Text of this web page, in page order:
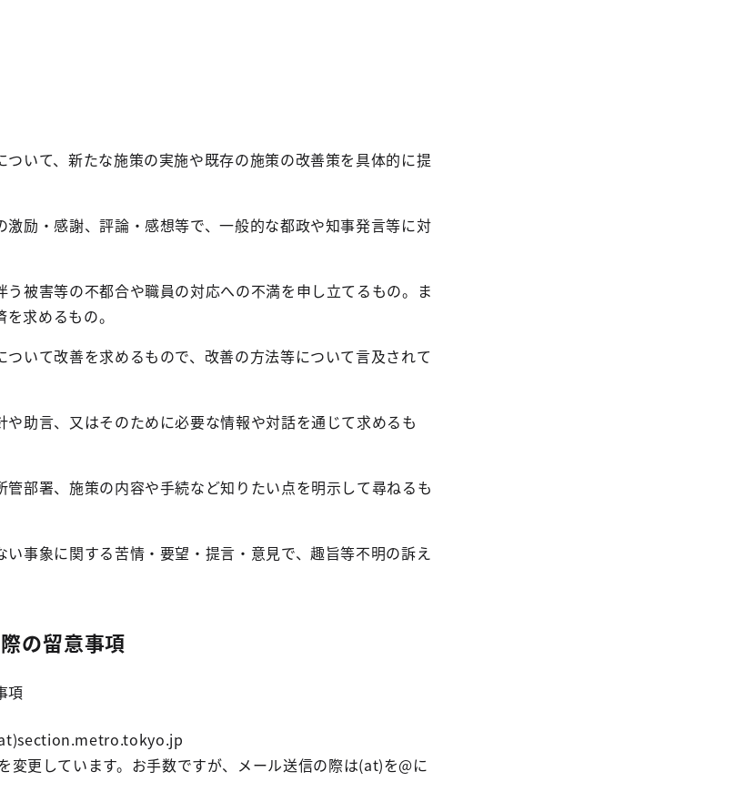
いて、新たな施策の実施や既存の施策の改善策を具体的に提
励・感謝、評論・感想等で、一般的な都政や知事発言等に対
被害等の不都合や職員の対応への不満を申し立てるもの。ま
求めるもの。
いて改善を求めるもので、改善の方法等について言及されて
助言、又はそのために必要な情報や対話を通じて求めるも
部署、施策の内容や手続など知りたい点を明示して尋ねるも
事象に関する苦情・要望・提言・意見で、趣旨等不明の訴え
の留意事項
項
変更しています。お手数ですが、メール送信の際は(at)を@に